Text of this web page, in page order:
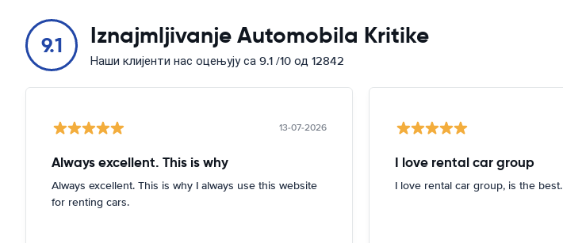
9.1 Iznajmljivanje Automobila Kritike
Наши клијенти нас оцењују са 9.1 /10 од 12842
13-07-2026
Always excellent. This is why
Always excellent. This is why I always use this website
for renting cars.
I love rental car group
I love rental car group, is the best.